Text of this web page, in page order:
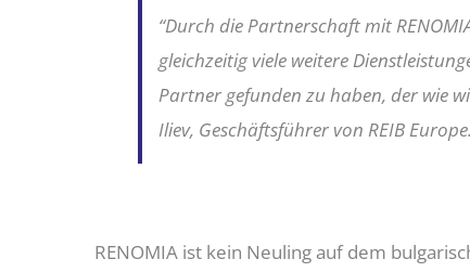
“Durch die Partnerschaft mit
gleichzeitig viele weitere
Partner gefunden zu haben, der wie
Iliev, Geschäftsführer von REIB Europe.
RENOMIA ist kein Neuling auf dem